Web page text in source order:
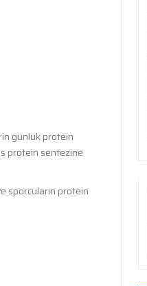
günlük protein
protein sentezine
sporcuların protein